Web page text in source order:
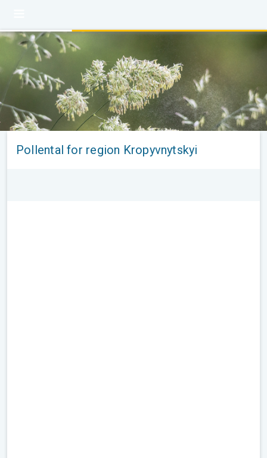
Pollental for region Kropyvnytskyi